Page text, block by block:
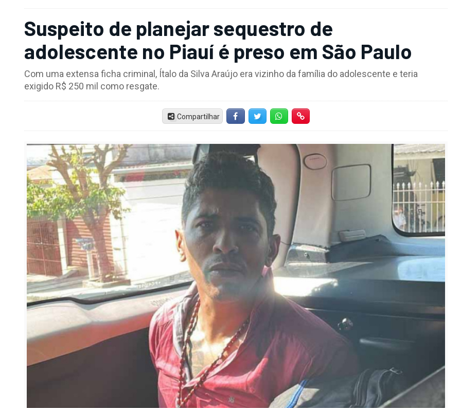
Suspeito de planejar sequestro de
adolescente no Piauí é preso em São Paulo
Com uma extensa ficha criminal, Ítalo da Silva Araújo era vizinho da família do adolescente e teria
exigido R$ 250 mil como resgate.
Compartilhar FacebookTwitter Whatsapp